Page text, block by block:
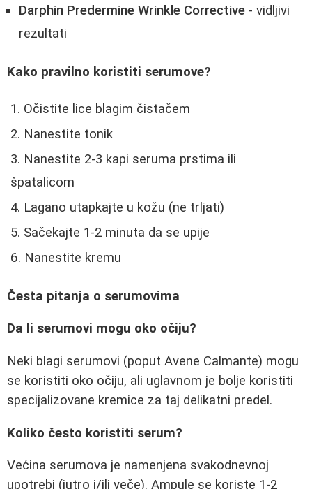
Darphin Predermine Wrinkle Corrective - vidljivi
rezultati
Kako pravilno koristiti serumove?
Očistite lice blagim čistačem
Nanestite tonik
Nanestite 2-3 kapi seruma prstima ili
špatalicom
Lagano utapkajte u kožu (ne trljati)
Sačekajte 1-2 minuta da se upije
Nanestite kremu
Česta pitanja o serumovima
Da li serumovi mogu oko očiju?
Neki blagi serumovi (poput Avene Calmante) mogu
se koristiti oko očiju, ali uglavnom je bolje koristiti
specijalizovane kremice za taj delikatni predel.
Koliko često koristiti serum?
Većina serumova je namenjena svakodnevnoj
upotrebi (jutro i/ili veče). Ampule se koriste 1-2